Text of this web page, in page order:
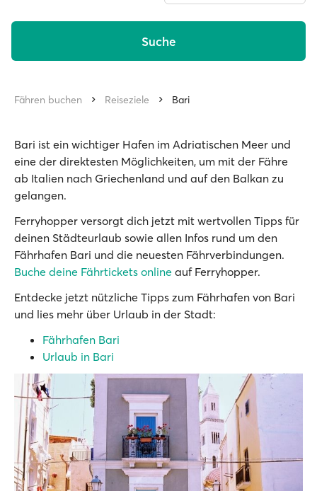
Suche
Fähren buchen Reiseziele Bari
Bari ist ein wichtiger Hafen im Adriatischen Meer und
eine der direktesten Möglichkeiten, um mit der Fähre
ab Italien nach Griechenland und auf den Balkan zu
gelangen.
Ferryhopper versorgt dich jetzt mit wertvollen Tipps für
deinen Städteurlaub sowie allen Infos rund um den
Fährhafen Bari und die neuesten Fährverbindungen.
Buche deine Fährtickets online auf Ferryhopper.
Entdecke jetzt nützliche Tipps zum Fährhafen von Bari
und lies mehr über Urlaub in der Stadt:
Fährhafen Bari
Urlaub in Bari